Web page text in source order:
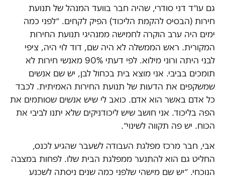
גם עו״ד דני סודרי, שהיה חבר בוועד המנהל של תנועת
חירות (הבסיס להקמת הליכוד) הפיק לקחים. ״לפני כמה
ימים היה ערב הוקרה לחמישה ממנהיגי תנועת החירות
המקורית‫. ראש הממשלה לא היה שם, דוד לוי היה, ציפי
לבני היתה ורוני מילוא. לפי דעתי 90% מאנשי חירות לא
תומכים בביבי. אני מוצא בית בכחול לבן, יש שם אנשים
שמשקפים את הדעות של תנועת החירות האמיתית. לכבד
כל אדם באשר הוא אדם. כואב לי שיש אנשים שסותמים את
הפה בליכוד. אני חושב שיש ליכודניקים שלא יתנו לביבי את
הכוח. יש פה תקווה לשינוי״.
אבי‫, חבר מרכז מפלגת העבודה לשעבר שהגיע לכנס‫,
החליט גם הוא להתנער ממפלגת הבית שלו. לפחות במצבה
הנוכחי‫. ״יש שם מישהי שלפני כמה שנים ניסתה לשכנע